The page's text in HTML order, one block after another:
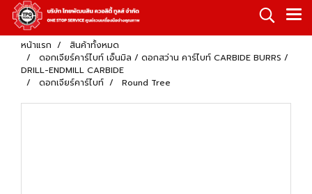
หน้าแรก
สินค้าทั้งหมด
ดอกเจียร์คาร์ไบท์ เอ็นมิล / ดอกสว่าน คาร์ไบท์ CARBIDE BURRS /
DRILL-ENDMILL CARBIDE
ดอกเจียร์คาร์ไบท์
Round Tree